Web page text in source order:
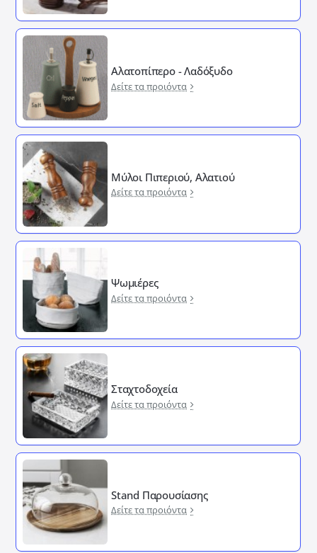
Αλατοπίπερο - Λαδόξυδο
Δείτε τα προιόντα
Μύλοι Πιπεριού, Αλατιού
Δείτε τα προιόντα
Ψωμιέρες
Δείτε τα προιόντα
Σταχτοδοχεία
Δείτε τα προιόντα
Stand Παρουσίασης
Δείτε τα προιόντα